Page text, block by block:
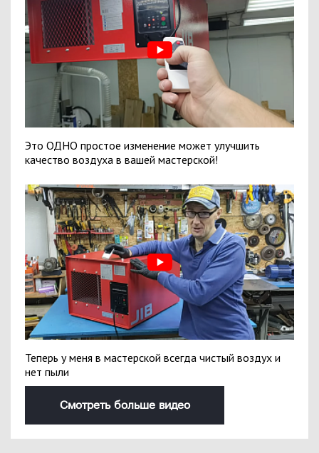
Это ОДНО простое изменение может улучшить
качество воздуха в вашей мастерской!
Теперь у меня в мастерской всегда чистый воздух и
нет пыли
Смотреть больше видео